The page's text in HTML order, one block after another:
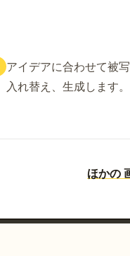
アイデアに合わせて被
入れ替え、生成します。
ほかの